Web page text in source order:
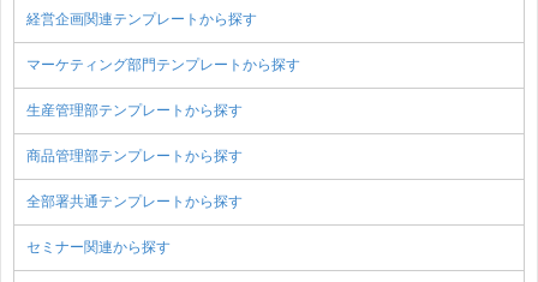
経営企画関連テンプレートから探す
マーケティング部門テンプレートから探す
生産管理部テンプレートから探す
商品管理部テンプレートから探す
全部署共通テンプレートから探す
セミナー関連から探す